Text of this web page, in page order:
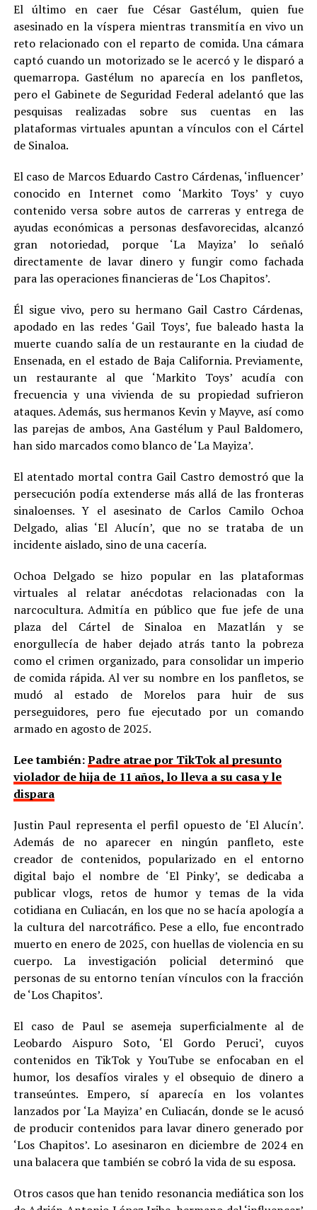
El último en caer fue César Gastélum, quien fue
asesinado en la víspera mientras transmitía en vivo un
reto relacionado con el reparto de comida. Una cámara
captó cuando un motorizado se le acercó y le disparó a
quemarropa. Gastélum no aparecía en los panfletos,
pero el Gabinete de Seguridad Federal adelantó que las
pesquisas realizadas sobre sus cuentas en las
plataformas virtuales apuntan a vínculos con el Cártel
de Sinaloa.
El caso de Marcos Eduardo Castro Cárdenas, ‘influencer’
conocido en Internet como ‘Markito Toys’ y cuyo
contenido versa sobre autos de carreras y entrega de
ayudas económicas a personas desfavorecidas, alcanzó
gran notoriedad, porque ‘La Mayiza’ lo señaló
directamente de lavar dinero y fungir como fachada
para las operaciones financieras de ‘Los Chapitos’.
Él sigue vivo, pero su hermano Gail Castro Cárdenas,
apodado en las redes ‘Gail Toys’, fue baleado hasta la
muerte cuando salía de un restaurante en la ciudad de
Ensenada, en el estado de Baja California. Previamente,
un restaurante al que ‘Markito Toys’ acudía con
frecuencia y una vivienda de su propiedad sufrieron
ataques. Además, sus hermanos Kevin y Mayve, así como
las parejas de ambos, Ana Gastélum y Paul Baldomero,
han sido marcados como blanco de ‘La Mayiza’.
El atentado mortal contra Gail Castro demostró que la
persecución podía extenderse más allá de las fronteras
sinaloenses. Y el asesinato de Carlos Camilo Ochoa
Delgado, alias ‘El Alucín’, que no se trataba de un
incidente aislado, sino de una cacería.
Ochoa Delgado se hizo popular en las plataformas
virtuales al relatar anécdotas relacionadas con la
narcocultura. Admitía en público que fue jefe de una
plaza del Cártel de Sinaloa en Mazatlán y se
enorgullecía de haber dejado atrás tanto la pobreza
como el crimen organizado, para consolidar un imperio
de comida rápida. Al ver su nombre en los panfletos, se
mudó al estado de Morelos para huir de sus
perseguidores, pero fue ejecutado por un comando
armado en agosto de 2025.
Lee también:Padre atrae por TikTok al presunto
violador de hija de 11 años, lo lleva a su casa y le
dispara
Justin Paul representa el perfil opuesto de ‘El Alucín’.
Además de no aparecer en ningún panfleto, este
creador de contenidos, popularizado en el entorno
digital bajo el nombre de ‘El Pinky’, se dedicaba a
publicar vlogs, retos de humor y temas de la vida
cotidiana en Culiacán, en los que no se hacía apología a
la cultura del narcotráfico. Pese a ello, fue encontrado
muerto en enero de 2025, con huellas de violencia en su
cuerpo. La investigación policial determinó que
personas de su entorno tenían vínculos con la fracción
de ‘Los Chapitos’.
El caso de Paul se asemeja superficialmente al de
Leobardo Aispuro Soto, ‘El Gordo Peruci’, cuyos
contenidos en TikTok y YouTube se enfocaban en el
humor, los desafíos virales y el obsequio de dinero a
transeúntes. Empero, sí aparecía en los volantes
lanzados por ‘La Mayiza’ en Culiacán, donde se le acusó
de producir contenidos para lavar dinero generado por
‘Los Chapitos’. Lo asesinaron en diciembre de 2024 en
una balacera que también se cobró la vida de su esposa.
Otros casos que han tenido resonancia mediática son los